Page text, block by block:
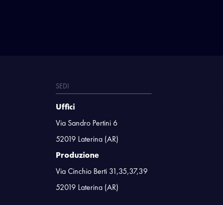
SEDI
Uffici
Via Sandro Pertini 6
52019 Laterina (AR)
Produzione
Via Cinchio Berti 31,35,37,39
52019 Laterina (AR)